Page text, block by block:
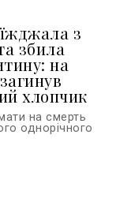
з
збила
на
хлопчик
на смерть
однорічного